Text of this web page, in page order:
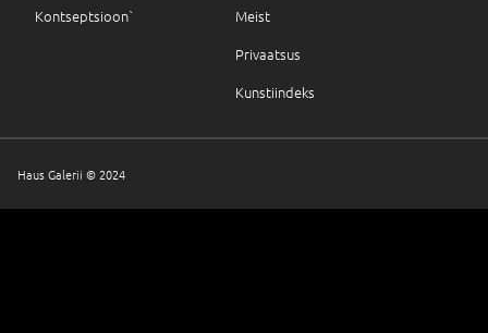
Kontseptsioon`
Meist
Privaatsus
Kunstiindeks
Haus Galerii © 2024